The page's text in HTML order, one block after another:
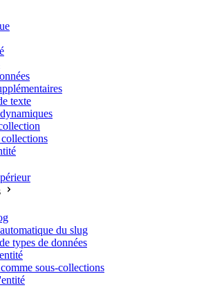
texte
du slug
types de données
sous-collections